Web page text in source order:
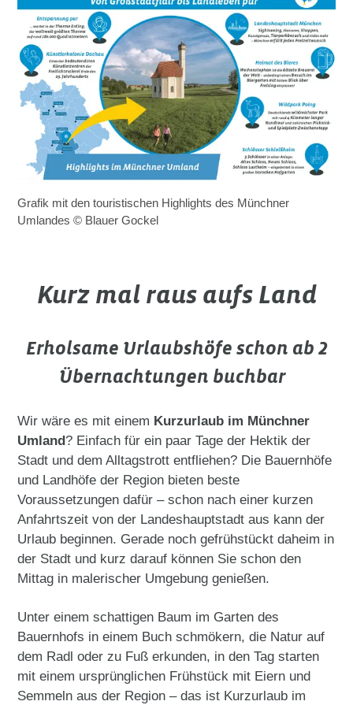
waldreiche Tour mit malerischen Badeseen
81 Kilometer
schwere Radtour
4. Wasser-Radlwege-Oberbayern
1.200 km langer Fernradweg
drei Themenschleifen: Hopfen-Schleife, Kunst-
Grafik mit den touristischen Highlights des Münchner
Umlandes © Blauer Gockel
Kurz mal raus aufs Land
Erholsame Urlaubshöfe schon ab 2
Übernachtungen buchbar
Wir wäre es mit einem Kurzurlaub im Münchner
Umland ? Einfach für ein paar Tage der Hektik der
Stadt und dem Alltagstrott entfliehen? Die Bauernhöfe
und Landhöfe der Region bieten beste
Voraussetzungen dafür – schon nach einer kurzen
Anfahrtszeit von der Landeshauptstadt aus kann der
Urlaub beginnen. Gerade noch gefrühstückt daheim in
der Stadt und kurz darauf können Sie schon den
Mittag in malerischer Umgebung genießen.
Unter einem schattigen Baum im Garten des
Bauernhofs in einem Buch schmökern, die Natur auf
dem Radl oder zu Fuß erkunden, in den Tag starten
mit einem ursprünglichen Frühstück mit Eiern und
Semmeln aus der Region – das ist Kurzurlaub im